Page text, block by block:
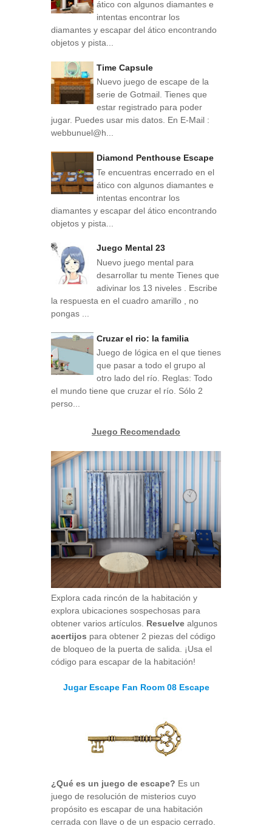
ático con algunos diamantes e
intentas encontrar los
diamantes y escapar del ático encontrando
objetos y pista...
Time Capsule
Nuevo juego de escape de la
serie de Gotmail. Tienes que
estar registrado para poder
jugar. Puedes usar mis datos. En E-Mail :
webbunuel@h...
Diamond Penthouse Escape
Te encuentras encerrado en el
ático con algunos diamantes e
intentas encontrar los
diamantes y escapar del ático encontrando
objetos y pista...
Juego Mental 23
Nuevo juego mental para
desarrollar tu mente Tienes que
adivinar los 13 niveles . Escribe
la respuesta en el cuadro amarillo , no
pongas ...
Cruzar el rio: la familia
Juego de lógica en el que tienes
que pasar a todo el grupo al
otro lado del río. Reglas: Todo
el mundo tiene que cruzar el río. Sólo 2
perso...
Juego Recomendado
Explora cada rincón de la habitación y
explora ubicaciones sospechosas para
obtener varios artículos. Resuelve algunos
acertijos para obtener 2 piezas del código
de bloqueo de la puerta de salida. ¡Usa el
código para escapar de la habitación!
Jugar Escape Fan Room 08 Escape
¿Qué es un juego de escape? Es un
juego de resolución de misterios cuyo
propósito es escapar de una habitación
cerrada con llave o de un espacio cerrado.